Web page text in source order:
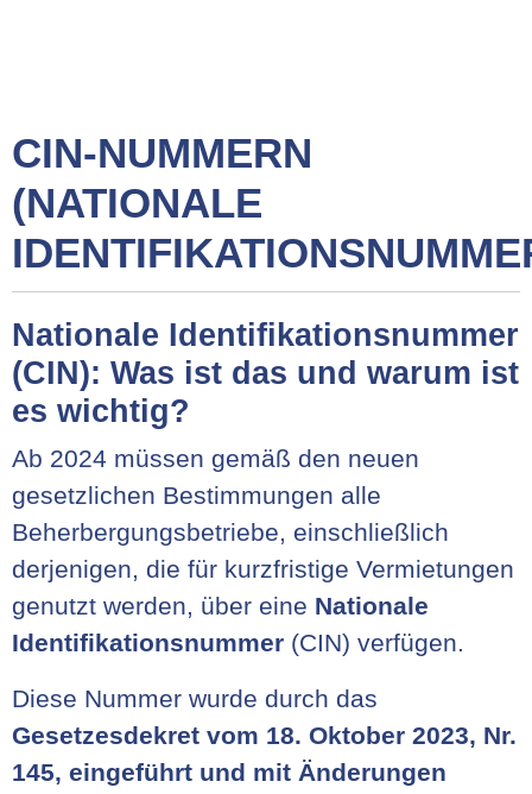
CIN-NUMMERN
(NATIONALE
Nationale Identifikationsnummer
(CIN): Was ist das und warum ist
es wichtig?
Ab 2024 müssen gemäß den neuen
gesetzlichen Bestimmungen alle
Beherbergungsbetriebe, einschließlich
derjenigen, die für kurzfristige Vermietungen
genutzt werden, über eine Nationale
Identifikationsnummer (CIN) verfügen.
Diese Nummer wurde durch das
Gesetzesdekret vom 18. Oktober 2023, Nr.
145, eingeführt und mit Änderungen